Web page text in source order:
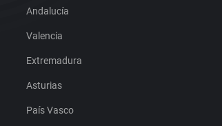
Andalucía
Valencia
Extremadura
Asturias
País Vasco